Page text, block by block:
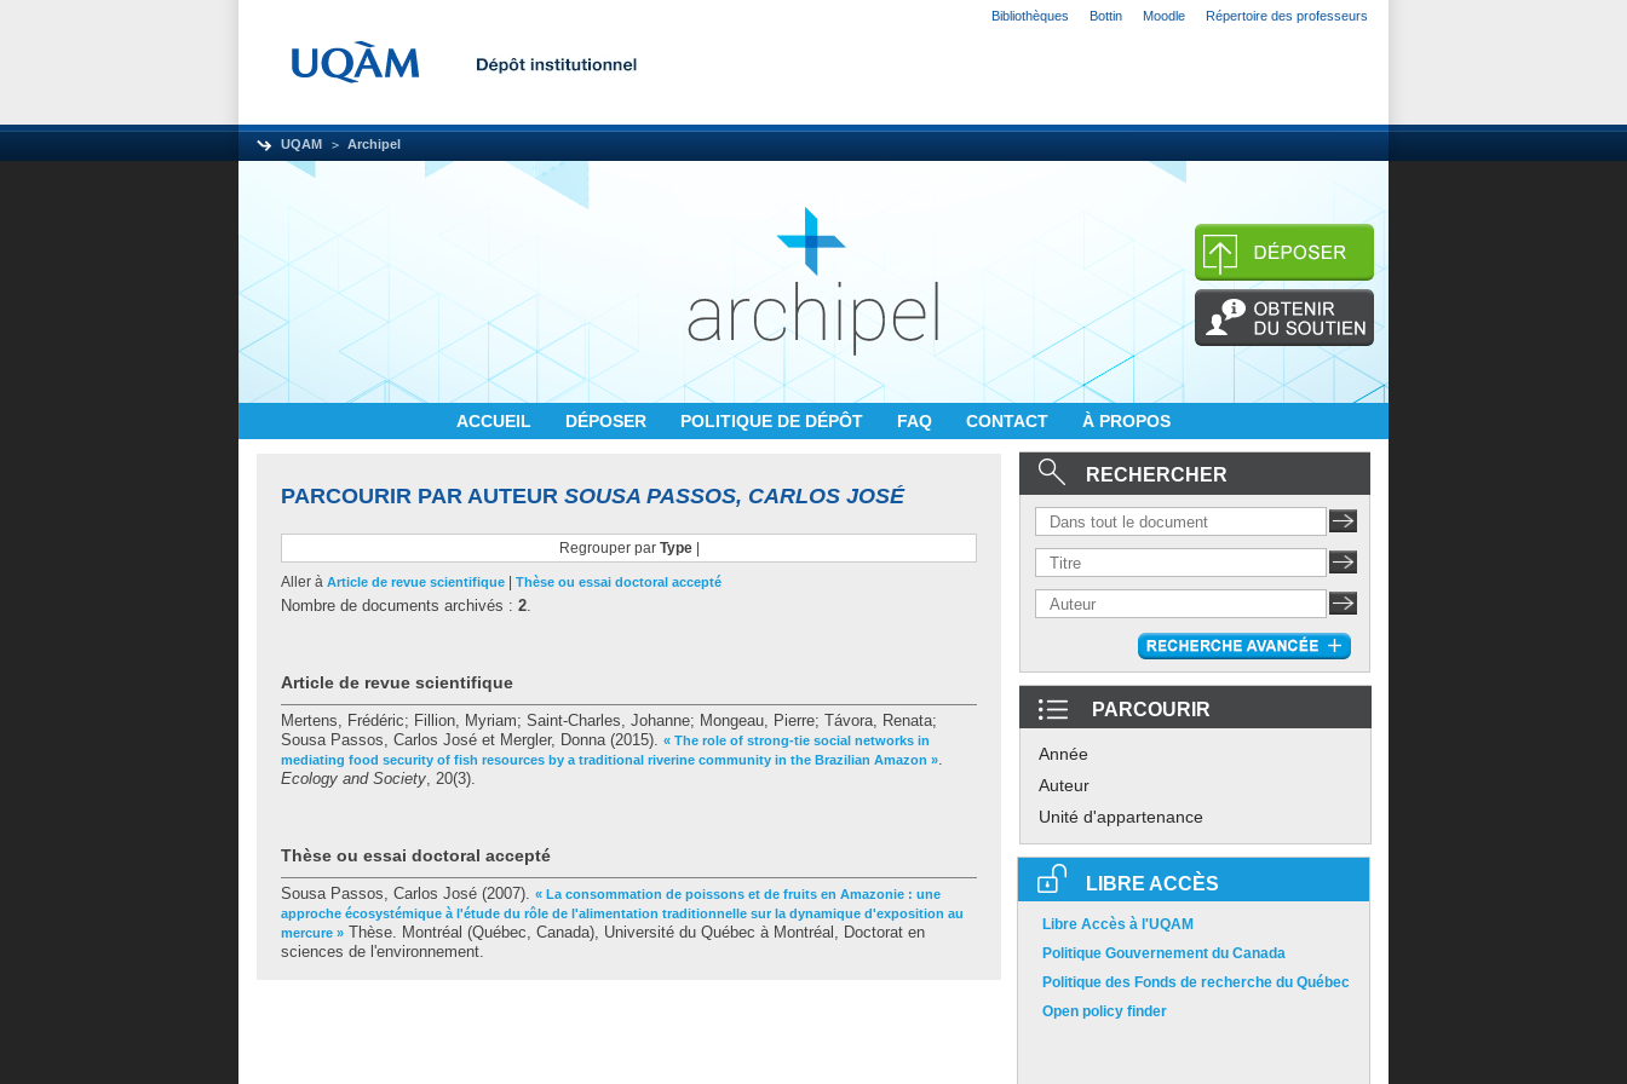
Bibliothèques Bottin Moodle Répertoire des professeurs
UQAM Archipel
ACCUEIL DÉPOSER POLITIQUE DE DÉPÔT FAQ CONTACT À PROPOS
PARCOURIR PAR AUTEUR SOUSA PASSOS, CARLOS JOSÉ
Regrouper par Type|
Aller à Article de revue scientifique Thèse ou essai doctoral accepté
Nombre de documents archivés : 2.
Article de revue scientifique
Mertens, Frédéric; Fillion, Myriam; Saint-Charles, Johanne; Mongeau, Pierre; Távora, Renata;
Sousa Passos, Carlos José et Mergler, Donna(2015). « The role of strong-tie social networks in
mediating food security of fish resources by a traditional riverine community in the Brazilian Amazon ».
Ecology and Society, 20(3).
Thèse ou essai doctoral accepté
Sousa Passos, Carlos José (2007). « La consommation de poissons et de fruits en Amazonie : une
approche écosystémique à l'étude du rôle de l'alimentation traditionnelle sur la dynamique d'exposition au
mercure » Thèse. Montréal (Québec, Canada), Université du Québec à Montréal, Doctorat en
sciences de l'environnement.
RECHERCHER
PARCOURIR
Année
Auteur
Unité d'appartenance
LIBRE ACCÈS
Libre Accès à l'UQAM
Politique Gouvernement du Canada
Politique des Fonds de recherche du Québec
Open policy finder